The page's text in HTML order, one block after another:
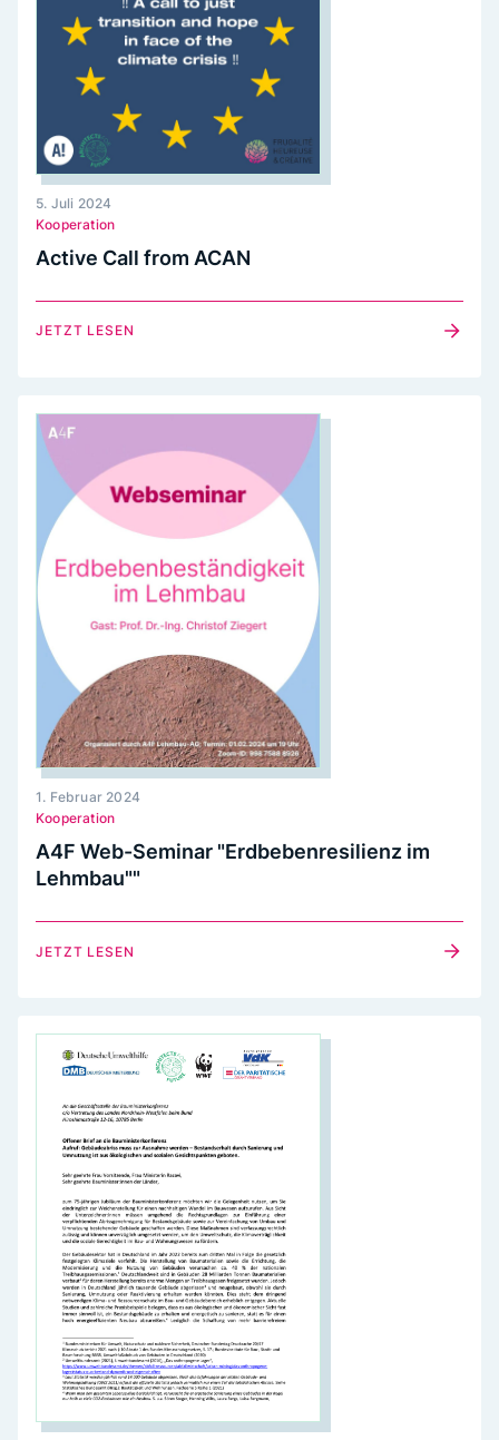
Kooperation
5. Juli 2024
Active Call from ACAN
JETZT LESEN
Kooperation
1. Februar 2024
A4F Web-Seminar "Erdbebenresilienz im
Lehmbau""
JETZT LESEN